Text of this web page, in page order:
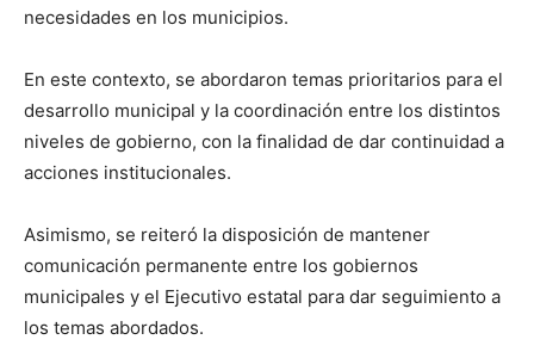
necesidades en los municipios.
En este contexto, se abordaron temas prioritarios para el
desarrollo municipal y la coordinación entre los distintos
niveles de gobierno, con la finalidad de dar continuidad a
acciones institucionales.
Asimismo, se reiteró la disposición de mantener
comunicación permanente entre los gobiernos
municipales y el Ejecutivo estatal para dar seguimiento a
los temas abordados.